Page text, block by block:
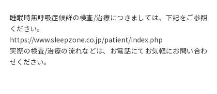
睡眠時無呼吸症候群の検査/治療につきましては、下記をご参照
ください。
https://www.sleepzone.co.jp/patient/index.php
実際の検査/治療の流れなどは、お電話にてお気軽にお問い合わ
せください。